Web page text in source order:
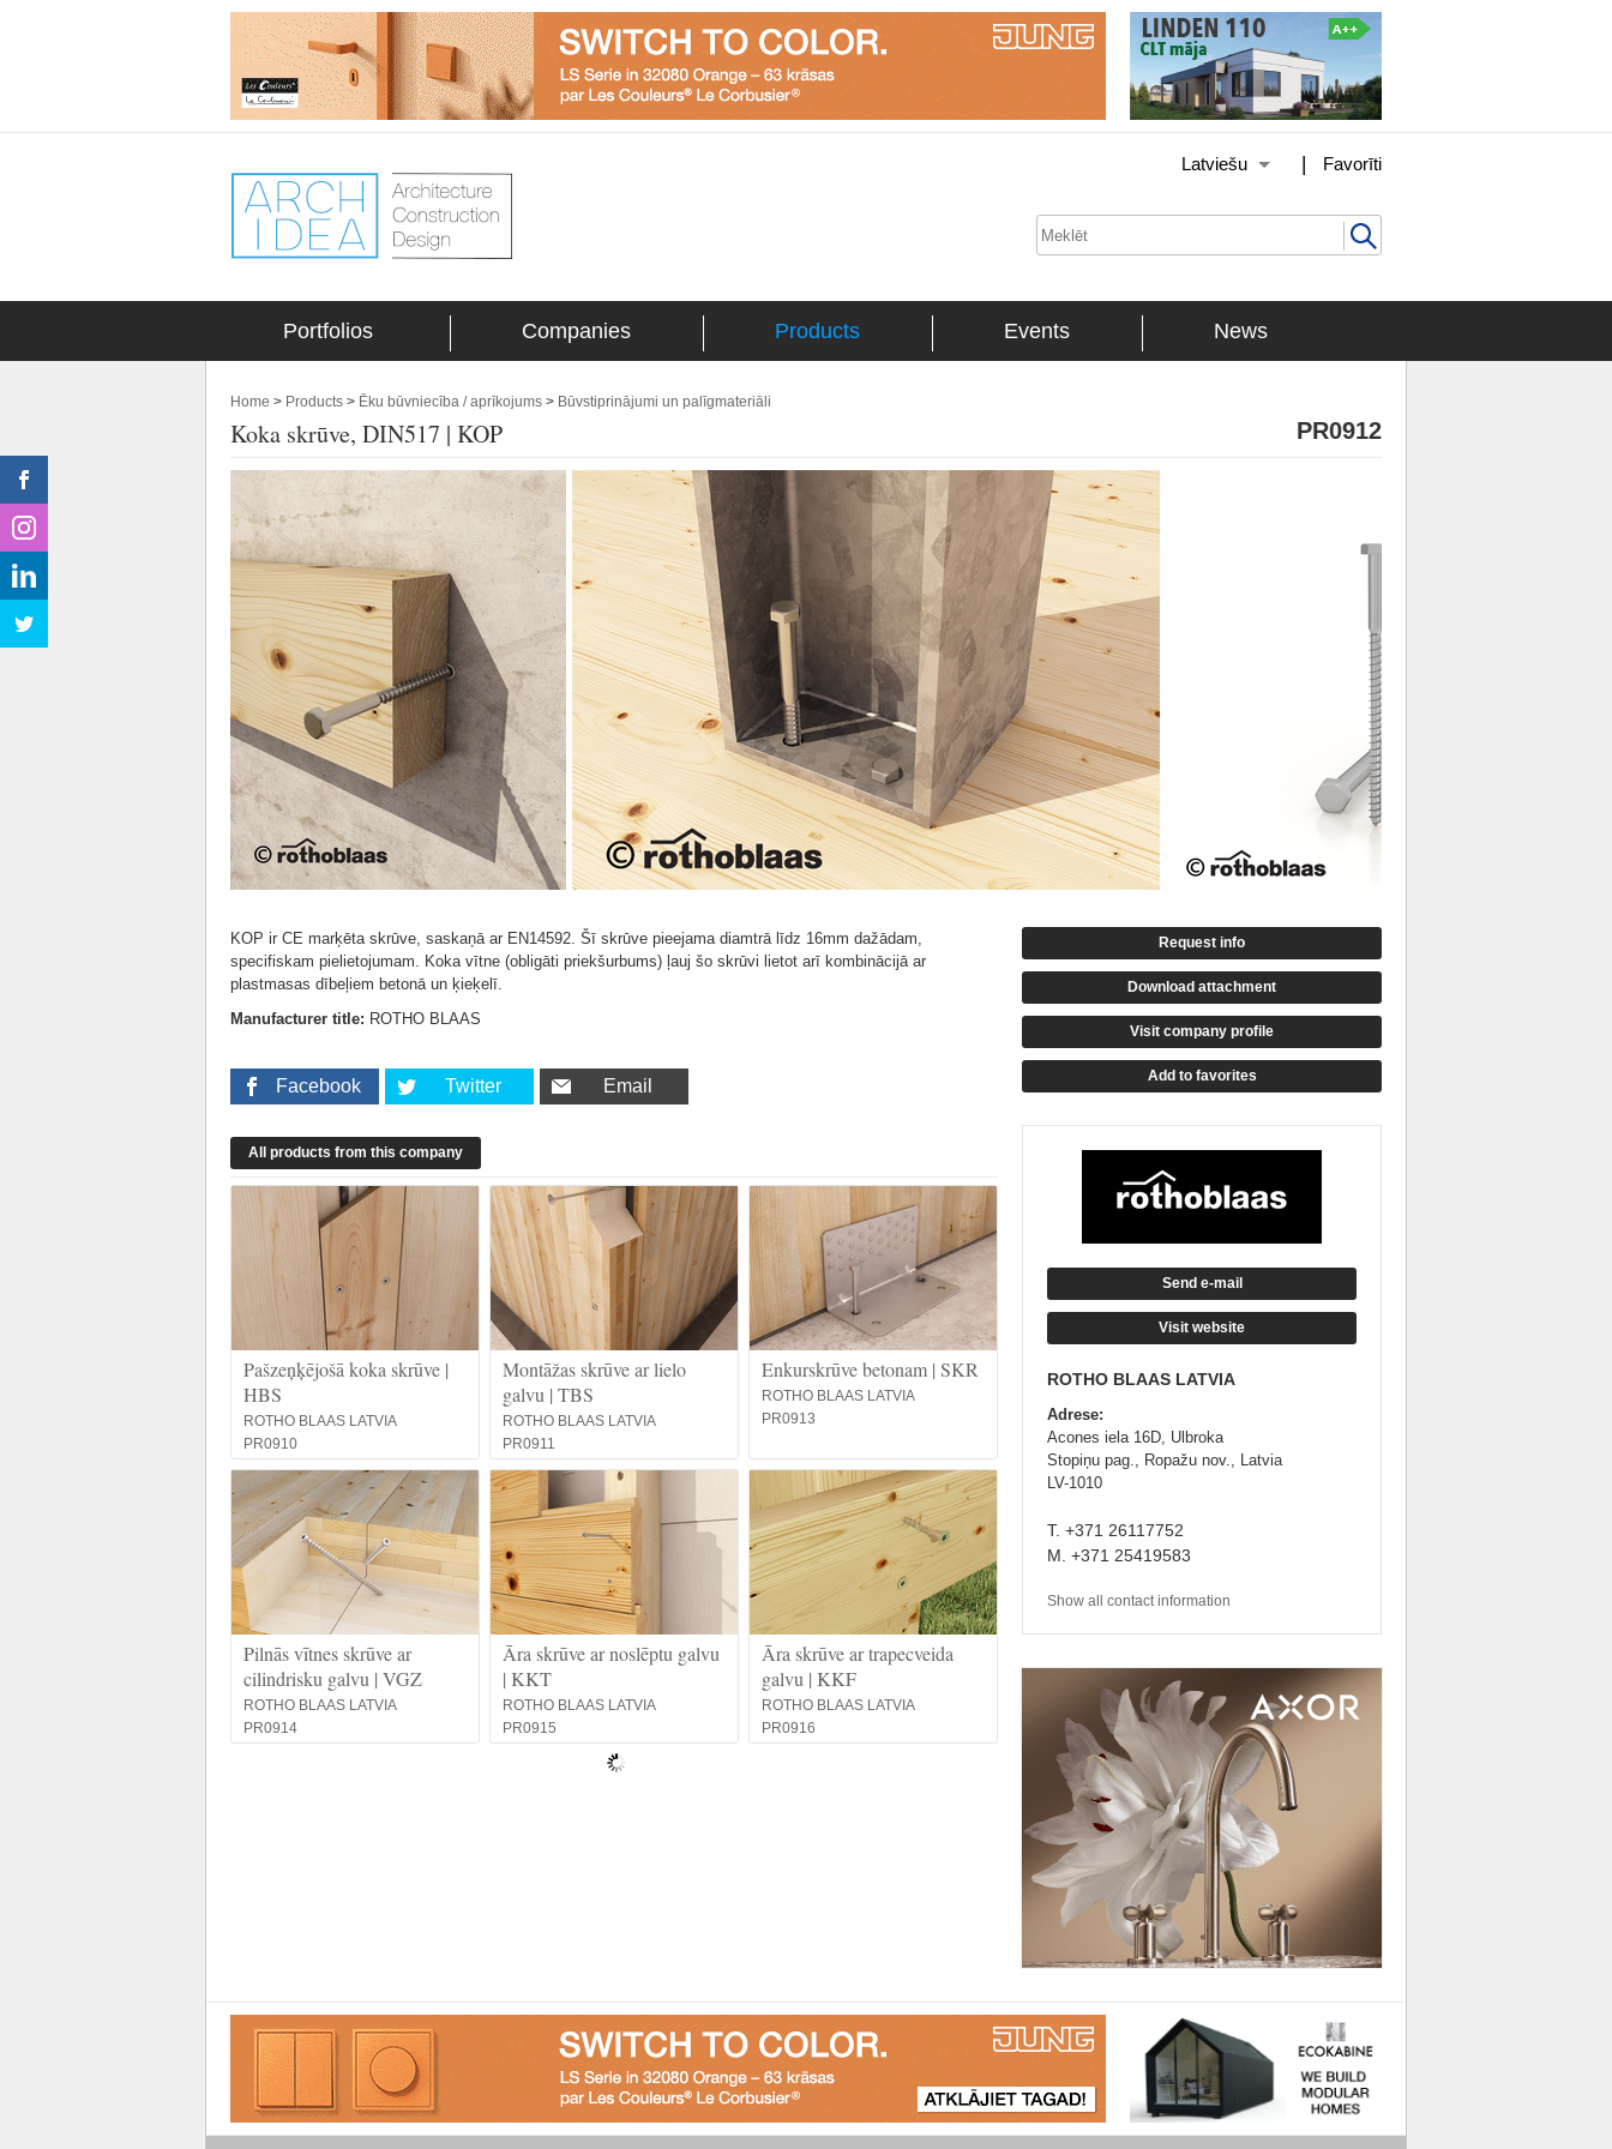
Favorīti
|
Latviešu
Portfolios Companies Products Events News
Home > Products > Ēku būvniecība / aprīkojums > Būvstiprinājumi un palīgmateriāli
Koka skrūve, DIN517 | KOP PR0912
KOP ir CE marķēta skrūve, saskaņā ar EN14592. Šī skrūve pieejama diamtrā līdz 16mm dažādam,
specifiskam pielietojumam. Koka vītne (obligāti priekšurbums) ļauj šo skrūvi lietot arī kombinācijā ar
plastmasas dībeļiem betonā un ķieķelī.
Manufacturer title: ROTHO BLAAS
Facebook Twitter Email
All products from this company
Pašzeņķējošā koka skrūve |
HBS
ROTHO BLAAS LATVIA
PR0910
Montāžas skrūve ar lielo
galvu | TBS
ROTHO BLAAS LATVIA
PR0911
Enkurskrūve betonam | SKR
ROTHO BLAAS LATVIA
PR0913
Pilnās vītnes skrūve ar
cilindrisku galvu | VGZ
ROTHO BLAAS LATVIA
PR0914
Āra skrūve ar noslēptu galvu
| KKT
ROTHO BLAAS LATVIA
PR0915
Āra skrūve ar trapecveida
galvu | KKF
ROTHO BLAAS LATVIA
PR0916
Request info
Download attachment
Visit company profile
Add to favorites
Send e-mail
Visit website
ROTHO BLAAS LATVIA
Adrese:
Acones iela 16D, Ulbroka
Stopiņu pag., Ropažu nov., Latvia
LV-1010
T. +371 26117752
M. +371 25419583
Show all contact information